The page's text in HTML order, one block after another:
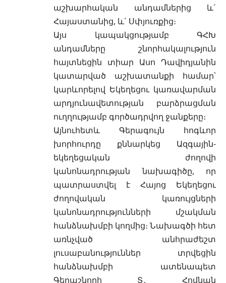
աշխարհական անդամներից և´
Հայաստանից, և´ Սփյուռքից։
Այս կապակցությամբ ԳՀԽ
անդամները շնորհակալություն
հայտնեցին տիար Ասո Դավիդյանին
կատարված աշխատանքի համար՝
կարևորելով Եկեղեցու կառավարման
արդյունավետության բարձրացման
ուղղությամբ գործադրվող ջանքերը։
Այնուհետև Գերագույն հոգևոր
խորհուրդը քննարկեց Ազգային-
եկեղեցական ժողովի
կանոնադրության նախագիծը, որ
պատրաստվել է Հայոց Եկեղեցու
ժողովական կառույցների
կանոնադրությունների մշակման
հանձնախմբի կողմից։ Նախագծի հետ
առնչված անհրաժեշտ
լուսաբանություններ տրվեցին
հանձնախմբի ատենապետ
Գերաշնորհ Տ․ Հովնան